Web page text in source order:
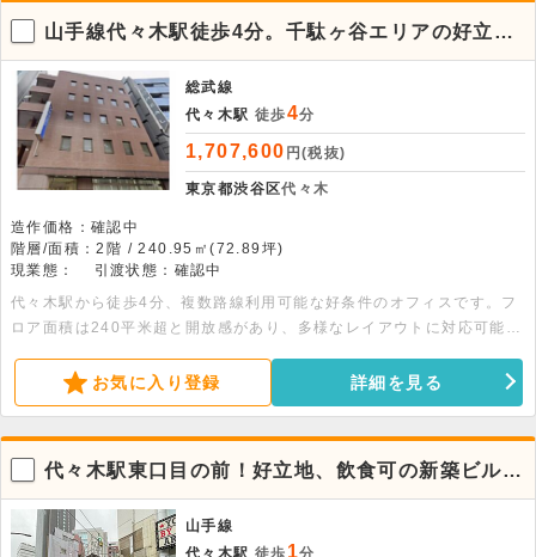
山手線代々木駅徒歩4分。千駄ヶ谷エリアの好立地
な2階貸事務所です。
総武線
代々木駅 徒歩4分
1,707,600 円(税抜)
東京都渋谷区代々木
造作価格：確認中
階層/面積：2階 / 240.95㎡(72.89坪)
現業態：
引渡状態：確認中
代々木駅から徒歩4分、複数路線利用可能な好条件のオフィスです。フ
ロア面積は240平米超と開放感があり、多様なレイアウトに対応可能で
ち着いた執務スペースを両立したい企業様に最適です。
お気に入り登録 詳細を見る
代々木駅東口目の前！好立地、飲食可の新築ビルに
なります。
山手線
代々木駅 徒歩 1分